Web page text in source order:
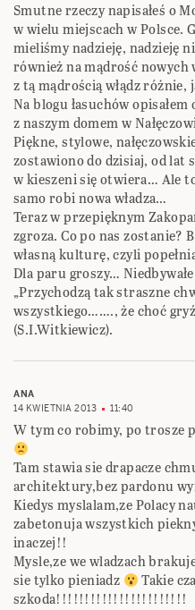
Smutne rzeczy napisałeś o
w wielu miejscach w Polsce.
mieliśmy nadzieję, nadzieję
również na mądrość nowych
z tą mądrością włądz różnie,
Na blogu łasuchów
z naszym domem w
Piękne, stylowe,
zostawiono do dzisiaj, od lat
w kieszeni się otwiera… Ale
samo robi nowa władza…
Teraz w przepięknym
zgroza. Co po nas zostanie?
własną kulturę, czyli
Dla paru groszy…
„Przychodzą tak straszne
wszystkiego……., że choć
(S.I.Witkiewicz).
ANA
14 KWIETNIA 2013
11:40
W tym co robimy, po trosze
Tam stawia sie drapacze
architektury,bez pardonu
Kiedys myslalam,ze Polacy
zabetonuja wszystkich
inaczej!!
Mysle,ze we wladzach
sie tylko pieniadz
Takie
szkoda!!!!!!!!!!!!!!!!!!!!!!!